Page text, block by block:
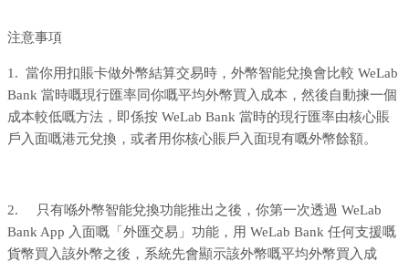
注意事項
1. 當你用扣賬卡做外幣結算交易時，外幣智能兌換會比較 WeLab
Bank 當時嘅現行匯率同你嘅平均外幣買入成本，然後自動揀一個
成本較低嘅方法，即係按 WeLab Bank 當時的現行匯率由核心賬
戶入面嘅港元兌換，或者用你核心賬戶入面現有嘅外幣餘額。
2. 只有喺外幣智能兌換功能推出之後，你第一次透過 WeLab
Bank App 入面嘅「外匯交易」功能，用 WeLab Bank 任何支援嘅
貨幣買入該外幣之後，系統先會顯示該外幣嘅平均外幣買入成